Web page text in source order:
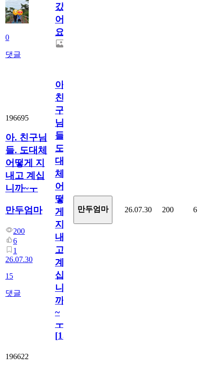
0
댓글
갔
어
요.
196695
아. 친구님
들. 도대체
어떻게 지
내고 계십
니까~ㅜ
만두엄마
200
6
1
26.07.30
15
댓글
아.
친
구
님
들.
도
대
체
어
떻
게
지
내
고
계
십
니
까
~
ㅜ
[15
만두엄마 26.07.30 200 6
196622